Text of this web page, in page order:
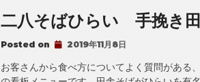
七
の
作
り
二八そばひらい 手挽き田
Posted on 2019年11月8日
お客さんから食べ方についてよく質問がある